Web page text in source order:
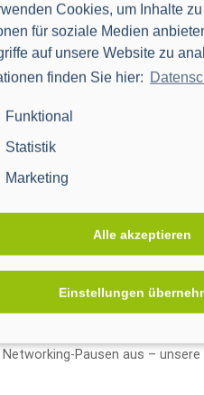
Cookies, um Inhalte
für soziale Medien
auf unsere Website zu
finden Sie hier:
Funktional
Statistik
Marketing
Alle akzeptieren
Einstellungen
1, Bilbao
auf der Enlit Europe 2024.
Eisenbahnstraße 150, Tübingen
der smartOPTIMO am 25.
Pausen aus – unsere